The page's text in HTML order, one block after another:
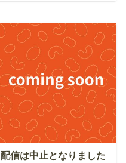
配信は中止となりました